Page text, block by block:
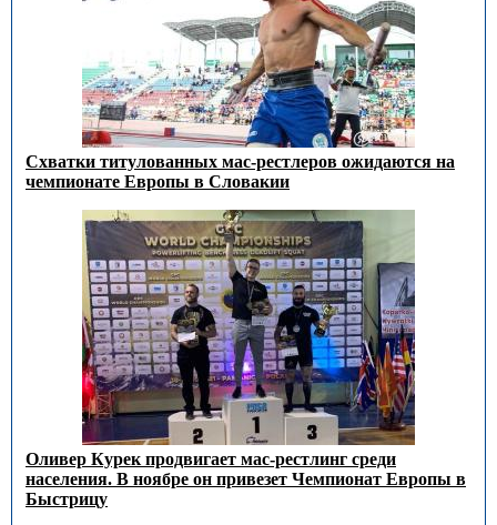
Схватки титулованных мас-рестлеров ожидаются на
чемпионате Европы в Словакии
Оливер Курек продвигает мас-рестлинг среди
населения. В ноябре он привезет Чемпионат Европы в
Быстрицу